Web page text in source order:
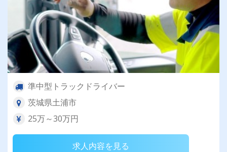
準中型トラックドライバー
茨城県土浦市
25万～30万円
求人内容を見る